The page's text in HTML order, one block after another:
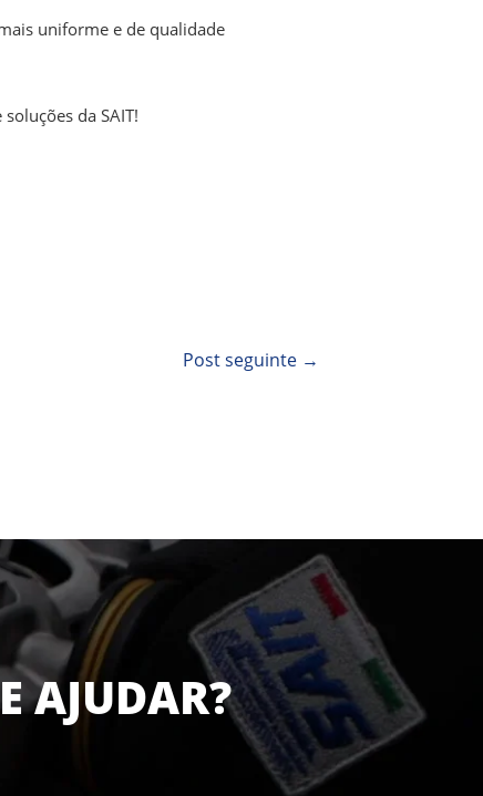
uniforme e de qualidade
da SAIT!
Post seguinte →
AJUDAR?